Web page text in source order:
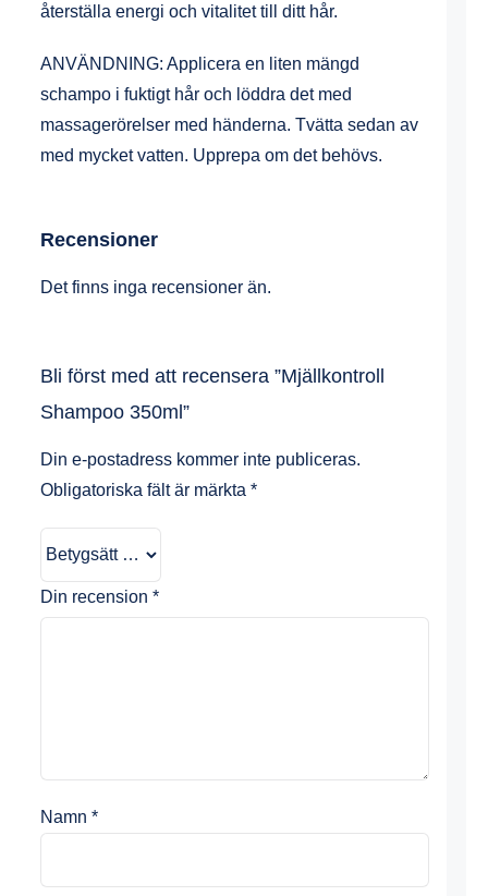
återställa energi och vitalitet till ditt hår.
ANVÄNDNING: Applicera en liten mängd
schampo i fuktigt hår och löddra det med
massagerörelser med händerna. Tvätta sedan av
med mycket vatten. Upprepa om det behövs.
Recensioner
Det finns inga recensioner än.
Bli först med att recensera ”Mjällkontroll
Shampoo 350ml”
Din e-postadress kommer inte publiceras.
Obligatoriska fält är märkta *
Din recension *
Namn *